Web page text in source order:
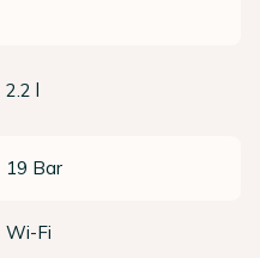
2.2 l
19 Bar
Wi-Fi